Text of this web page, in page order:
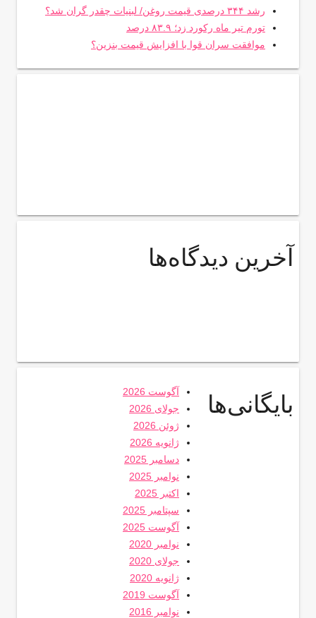
رشد ۳۴۴ درصدی قیمت روغن/ لبنیات چقدر گران شد؟
تورم تیر ماه رکورد زد؛ ۸۳.۹ درصد
موافقت سران قوا با افزایش قیمت بنزین؟
آخرین دیدگاه‌ها
بایگانی‌ها
آگوست 2026
جولای 2026
ژوئن 2026
ژانویه 2026
دسامبر 2025
نوامبر 2025
اکتبر 2025
سپتامبر 2025
آگوست 2025
نوامبر 2020
جولای 2020
ژانویه 2020
آگوست 2019
نوامبر 2016